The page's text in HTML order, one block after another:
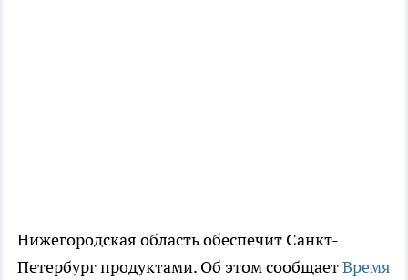
Нижегородская область обеспечит Санкт-
Петербург продуктами. Об этом сообщаетВремя